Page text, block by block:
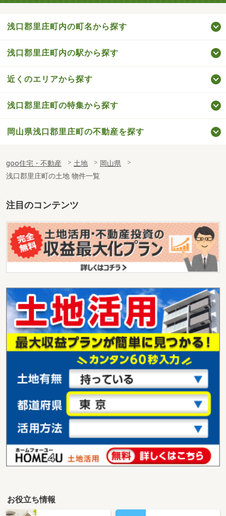
浅口郡里庄町内の町名から探す
浅口郡里庄町内の駅から探す
近くのエリアから探す
浅口郡里庄町の特集から探す
岡山県浅口郡里庄町の不動産を探す
goo住宅・不動産 土地
岡山県
浅口郡里庄町の土地 物件一覧
注目のコンテンツ
お役立ち情報